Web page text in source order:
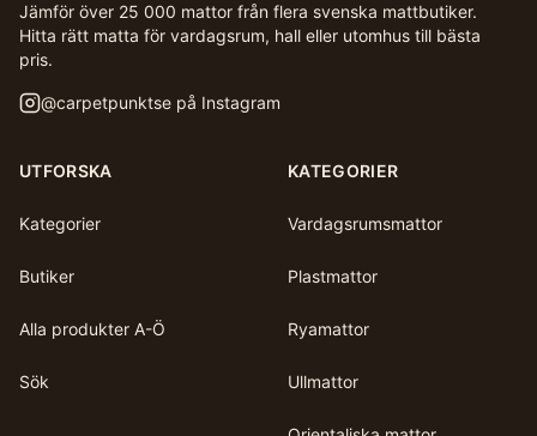
Jämför över 25 000 mattor från flera svenska mattbutiker.
Hitta rätt matta för vardagsrum, hall eller utomhus till bästa
pris.
@carpetpunktse på Instagram
UTFORSKA
Kategorier
Butiker
Alla produkter A-Ö
Sök
KATEGORIER
Vardagsrumsmattor
Plastmattor
Ryamattor
Ullmattor